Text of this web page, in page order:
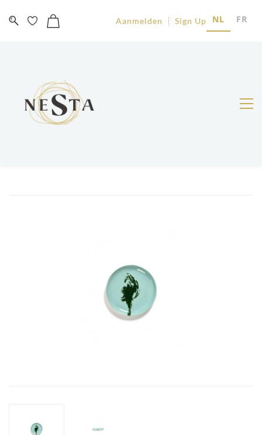
Aanmelden Sign Up NL FR